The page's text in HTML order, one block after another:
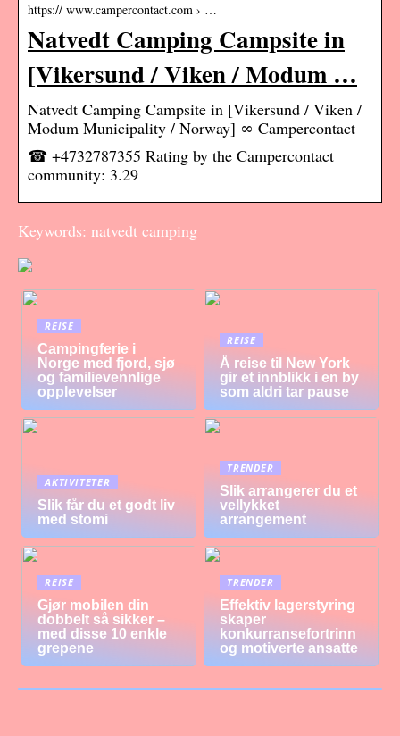
https:// www.campercontact.com › …
Natvedt Camping Campsite in
[Vikersund / Viken / Modum …
Natvedt Camping Campsite in [Vikersund / Viken /
Modum Municipality / Norway] ∞ Campercontact
☎ +4732787355 Rating by the Campercontact
community: 3.29
Keywords: natvedt camping
REISE
Campingferie i
Norge med fjord, sjø
og familievennlige
opplevelser
REISE
Å reise til New York
gir et innblikk i en by
som aldri tar pause
AKTIVITETER
Slik får du et godt liv
med stomi
TRENDER
Slik arrangerer du et
vellykket
arrangement
REISE
Gjør mobilen din
dobbelt så sikker –
med disse 10 enkle
grepene
TRENDER
Effektiv lagerstyring
skaper
konkurransefortrinn
og motiverte ansatte